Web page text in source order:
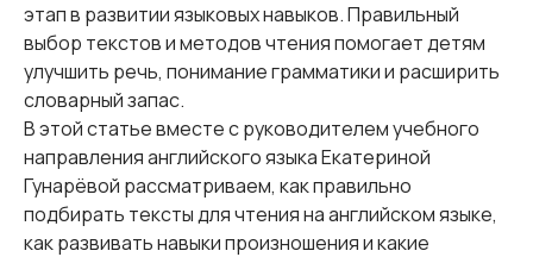
этап в развитии языковых навыков. Правильный
выбор текстов и методов чтения помогает детям
улучшить речь, понимание грамматики и расширить
словарный запас.
В этой статье вместе с руководителем учебного
направления английского языка Екатериной
Гунарёвой рассматриваем, как правильно
подбирать тексты для чтения на английском языке,
как развивать навыки произношения и какие